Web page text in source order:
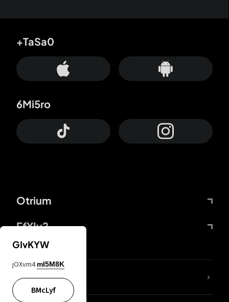
Otrium
FfYIy2
+TaSa0
6Mi5ro
KIjvtr
GIvKYW
jOXvm4 mI5M8K
BMcLyf